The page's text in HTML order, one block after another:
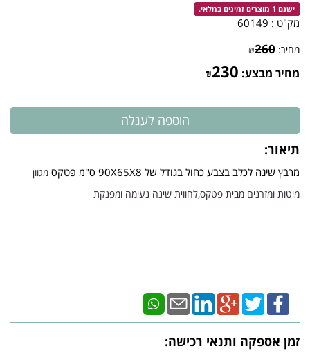
ישנם 1 מוצרים זמינים במלאי.
מק"ט : 60149
מחיר: ₪260
מחיר מבצע: ₪230
תיאור:
מרבץ שינה לכלב בצבע כחול בגודל של 90X65X8 ס"מ פטקס
מגוון
מיטות ומזרנים מבית פטקס,לחווית שינה נעימה ומפנקת
זמן אספקה ותנאי רכישה: